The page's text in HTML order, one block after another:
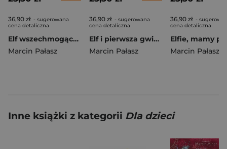
36,90 zł - sugerowana
cena detaliczna
Elf wszechmogący wyd. 8
Marcin Pałasz
36,90 zł - sugerowana
cena detaliczna
Elf i pierwsza gwiazdka
Marcin Pałasz
36,90 zł -
cena detaliczna
Marcin Pałasz
Inne książki z kategorii Dla dzieci